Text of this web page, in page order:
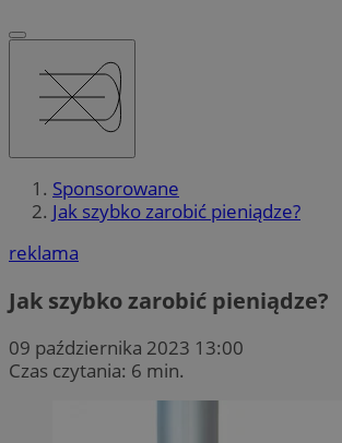
Sponsorowane
Jak szybko zarobić pieniądze?
reklama
Jak szybko zarobić pieniądze?
09 października 2023 13:00
Czas czytania: 6 min.